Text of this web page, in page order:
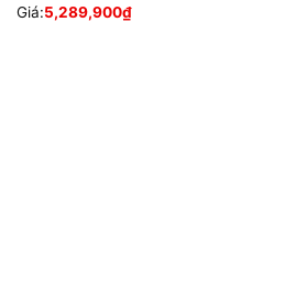
Giá:5,289,900₫